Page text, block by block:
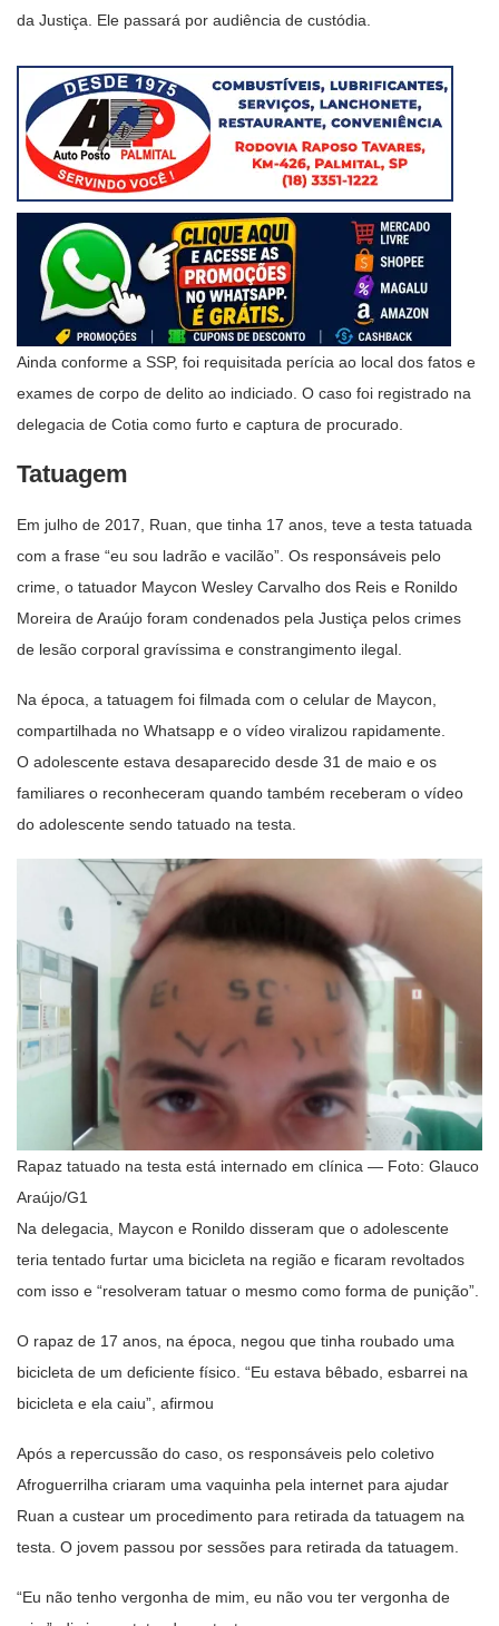
da Justiça. Ele passará por audiência de custódia.
Ainda conforme a SSP, foi requisitada perícia ao local dos fatos e
exames de corpo de delito ao indiciado. O caso foi registrado na
delegacia de Cotia como furto e captura de procurado.
Tatuagem
Em julho de 2017, Ruan, que tinha 17 anos, teve a testa tatuada
com a frase “eu sou ladrão e vacilão”. Os responsáveis pelo
crime, o tatuador Maycon Wesley Carvalho dos Reis e Ronildo
Moreira de Araújo foram condenados pela Justiça pelos crimes
de lesão corporal gravíssima e constrangimento ilegal.
Na época, a tatuagem foi filmada com o celular de Maycon,
compartilhada no Whatsapp e o vídeo viralizou rapidamente.
O adolescente estava desaparecido desde 31 de maio e os
familiares o reconheceram quando também receberam o vídeo
do adolescente sendo tatuado na testa.
Rapaz tatuado na testa está internado em clínica — Foto: Glauco
Araújo/G1
Na delegacia, Maycon e Ronildo disseram que o adolescente
teria tentado furtar uma bicicleta na região e ficaram revoltados
com isso e “resolveram tatuar o mesmo como forma de punição”.
O rapaz de 17 anos, na época, negou que tinha roubado uma
bicicleta de um deficiente físico. “Eu estava bêbado, esbarrei na
bicicleta e ela caiu”, afirmou
Após a repercussão do caso, os responsáveis pelo coletivo
Afroguerrilha criaram uma vaquinha pela internet para ajudar
Ruan a custear um procedimento para retirada da tatuagem na
testa. O jovem passou por sessões para retirada da tatuagem.
“Eu não tenho vergonha de mim, eu não vou ter vergonha de